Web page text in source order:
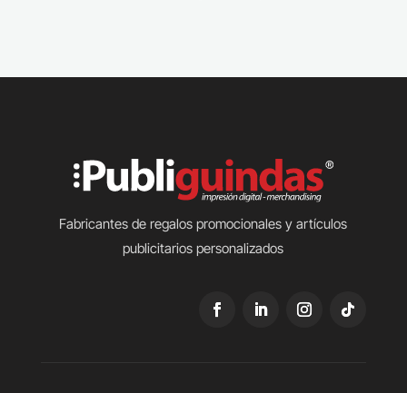
Fabricantes de regalos promocionales y artículos
publicitarios personalizados